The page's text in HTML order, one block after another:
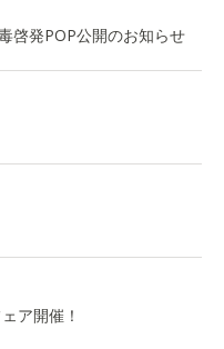
啓発POP公開のお知らせ
ア開催！